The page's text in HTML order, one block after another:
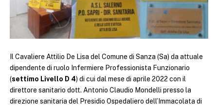
Il Cavaliere Attilio De Lisa del Comune di Sanza (Sa) da attuale
dipendente di ruolo Infermiere Professionista Funzionario
(settimo Livello D 4) di cui dal mese di aprile 2022 con il
direttore sanitario dott. Antonio Claudio Mondelli presso la
direzione sanitaria del Presidio Ospedaliero dell’Immacolata di